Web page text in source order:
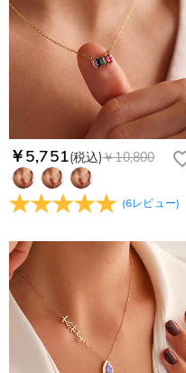
￥5,751(税込)￥10,800
(6レビュー)